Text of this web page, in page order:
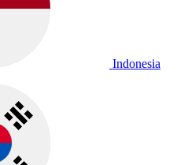
Indonesia